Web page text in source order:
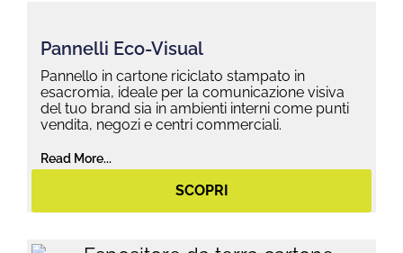
Pannelli Eco-Visual
Pannello in cartone riciclato stampato in
esacromia, ideale per la comunicazione visiva
del tuo brand sia in ambienti interni come punti
vendita, negozi e centri commerciali.
Read More...
SCOPRI